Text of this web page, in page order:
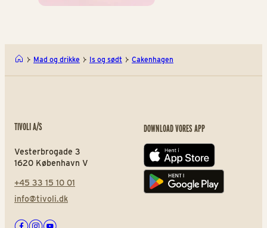
Mad og drikke Is og sødt Cakenhagen
TIVOLI A/S
Vesterbrogade 3
1620 København V
+45 33 15 10 01
info@tivoli.dk
DOWNLOAD VORES APP
App store
Play store